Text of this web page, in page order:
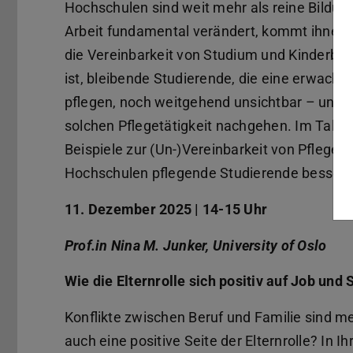
Hochschulen sind weit mehr als reine
Arbeit fundamental verändert, kommt ihnen
die Vereinbarkeit von Studium und
ist, bleibende Studierende, die eine
pflegen, noch weitgehend unsichtbar – und
solchen Pflegetätigkeit nachgehen. Im Talk
Beispiele zur (Un-)Vereinbarkeit von Pflege
Hochschulen pflegende Studierende besser
11. Dezember 2025 | 14-15 Uhr
Prof.in Nina M. Junker, University of Oslo
Wie die Elternrolle sich positiv auf Job und
Konflikte zwischen Beruf und Familie sind
auch eine positive Seite der Elternrolle? In